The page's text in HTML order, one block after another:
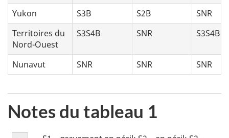
Yukon S3B S2B
SNR
Territoires du
Nord-Ouest
S3S4B SNR S3S4B
Nunavut SNR SNR SNR
Notes du tableau 1
Notes